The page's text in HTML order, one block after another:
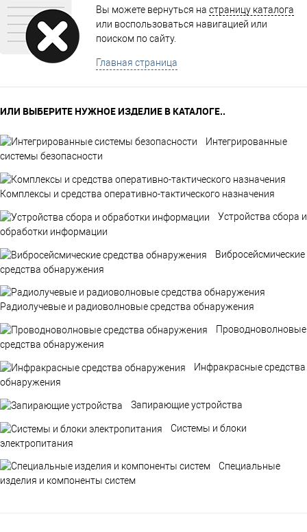
Вы можете вернуться на страницу каталога
или воспользоваться навигацией или
поиском по сайту.
Главная страница
ИЛИ ВЫБЕРИТЕ НУЖНОЕ ИЗДЕЛИЕ В КАТАЛОГЕ..
Интегрированные
системы безопасности
Комплексы и средства оперативно-тактического назначения
Устройства сбора и
обработки информации
Вибросейсмические
средства обнаружения
Радиолучевые и радиоволновые средства обнаружения
Проводноволновые
средства обнаружения
Инфракрасные средства
обнаружения
Запирающие устройства
Системы и блоки
электропитания
Специальные
изделия и компоненты систем